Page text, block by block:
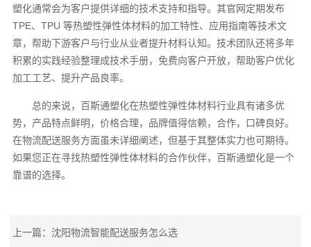
塑化通常会为客户提供详细的技术支持和指导。其官网定期发布
TPE、TPU 等热塑性弹性体材料的加工特性、应用指南等技术文
章，帮助下游客户与行业从业者提升材料认知。技术团队还将多年
积累的实践经验整理成技术手册，免费向客户开放，帮助客户优化
加工工艺、提升产品良率。
总的来说，百斯通塑化在热塑性弹性体材料行业具有诸多优
势，产品特点鲜明，价格合理，品牌值得信赖，合作，口碑良好。
在物流配送服务方面虽未详细阐述，但基于其整体实力也可期待。
如果您正在寻找热塑性弹性体材料的合作伙伴，百斯通塑化是一个
靠谱的选择。
上一篇：沈阳物流智能配送服务怎么选